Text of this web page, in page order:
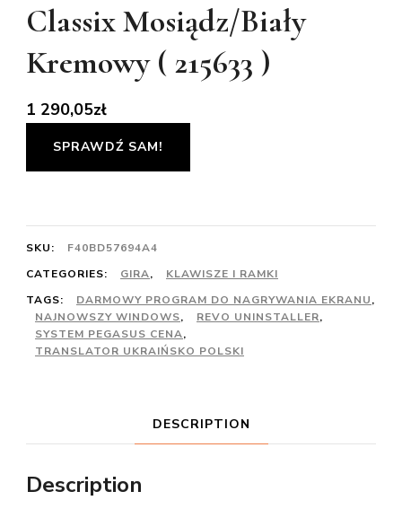
Classix Mosiądz/Biały
Kremowy ( 215633 )
1 290,05zł
SPRAWDŹ SAM!
SKU:
F40BD57694A4
CATEGORIES:
GIRA,
KLAWISZE I RAMKI
TAGS:
DARMOWY PROGRAM DO NAGRYWANIA EKRANU,
NAJNOWSZY WINDOWS, REVO UNINSTALLER,
SYSTEM PEGASUS CENA,
TRANSLATOR UKRAIŃSKO POLSKI
DESCRIPTION
Description